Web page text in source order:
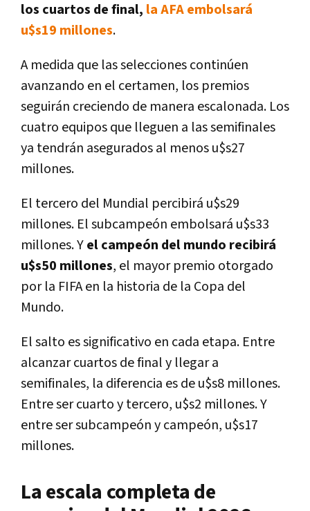
los cuartos de final, la AFA embolsará
u$s19 millones.
A medida que las selecciones continúen
avanzando en el certamen, los premios
seguirán creciendo de manera escalonada. Los
cuatro equipos que lleguen a las semifinales
ya tendrán asegurados al menos u$s27
millones.
El tercero del Mundial percibirá u$s29
millones. El subcampeón embolsará u$s33
millones. Yel campeón del mundo recibirá
u$s50 millones, el mayor premio otorgado
por la FIFA en la historia de la Copa del
Mundo.
El salto es significativo en cada etapa. Entre
alcanzar cuartos de final y llegar a
semifinales, la diferencia es de u$s8 millones.
Entre ser cuarto y tercero, u$s2 millones. Y
entre ser subcampeón y campeón, u$s17
millones.
La escala completa de